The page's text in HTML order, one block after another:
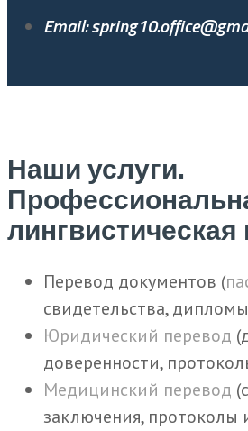
Email:
Наши услуги.
Перевод документов (
свидетельства,
Юридический перевод
доверенности,
Медицинский перевод
заключения, протоколы